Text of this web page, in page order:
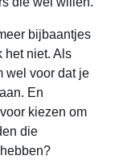
bijbaantjes
het niet. Als
wel voor dat je
En
kiezen om
die